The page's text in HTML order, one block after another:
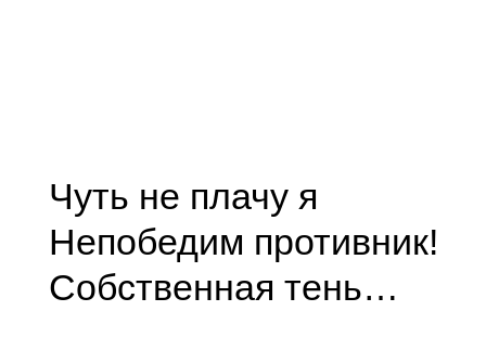
Чуть не плачу я
Непобедим противник!
Собственная тень…